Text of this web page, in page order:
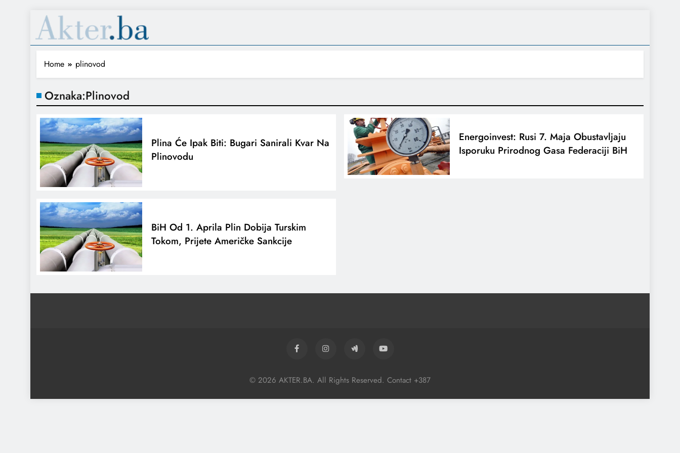
Home plinovod
Oznaka:Plinovod
Plina Će Ipak Biti: Bugari Sanirali Kvar Na
Plinovodu
Energoinvest: Rusi 7. Maja Obustavljaju
Isporuku Prirodnog Gasa Federaciji BiH
BiH Od 1. Aprila Plin Dobija Turskim
Tokom, Prijete Američke Sankcije
© 2026 AKTER.BA. All Rights Reserved. Contact +387